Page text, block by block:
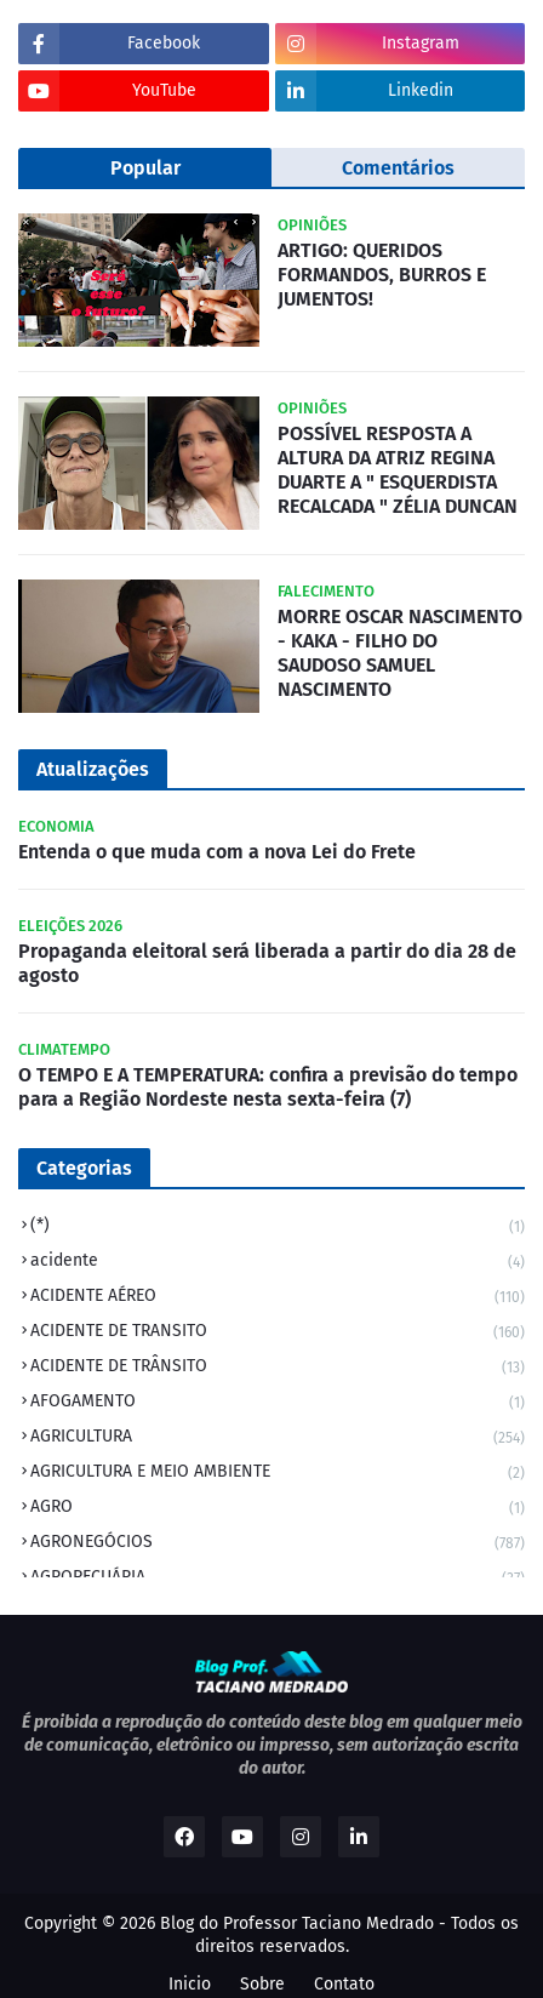
Facebook Instagram
YouTube Linkedin
Popular Comentários
OPINIÕES
ARTIGO: QUERIDOS
FORMANDOS, BURROS E
JUMENTOS!
OPINIÕES
POSSÍVEL RESPOSTA A
ALTURA DA ATRIZ REGINA
DUARTE A " ESQUERDISTA
RECALCADA " ZÉLIA DUNCAN
FALECIMENTO
MORRE OSCAR NASCIMENTO
- KAKA - FILHO DO
SAUDOSO SAMUEL
NASCIMENTO
Atualizações
ECONOMIA
Entenda o que muda com a nova Lei do Frete
ELEIÇÕES 2026
Propaganda eleitoral será liberada a partir do dia 28 de
agosto
CLIMATEMPO
O TEMPO E A TEMPERATURA: confira a previsão do tempo
para a Região Nordeste nesta sexta-feira (7)
Categorias
(*) (1)
acidente (4)
ACIDENTE AÉREO (110)
ACIDENTE DE TRANSITO (160)
ACIDENTE DE TRÂNSITO (13)
AFOGAMENTO (1)
AGRICULTURA (254)
AGRICULTURA E MEIO AMBIENTE (2)
AGRO (1)
AGRONEGÓCIOS (787)
AGROPECUÁRIA (37)
AMBIENTE (9)
ANIVERSÁRIO DA CIDADE
ANIVERSÁRIOS (1)
APEXBRASIL (1)
AVIAÇÃO (1)
É proibida a reprodução do conteúdo deste blog em qualquer meio
de comunicação, eletrônico ou impresso, sem autorização escrita
do autor.
Copyright © 2026 Blog do Professor Taciano Medrado - Todos os
direitos reservados.
Inicio
Sobre Contato